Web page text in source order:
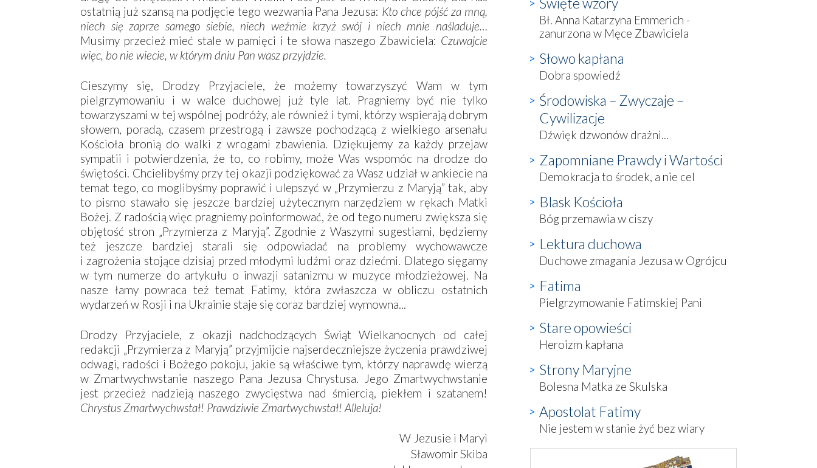
ostatnią już szansą na podjęcie tego wezwania Pana Jezusa: Kto chce pójść za mną,
niech się zaprze samego siebie, niech weźmie krzyż swój i niech mnie naśladuje…
Musimy przecież mieć stale w pamięci i te słowa naszego Zbawiciela: Czuwajcie
więc, bo nie wiecie, w którym dniu Pan wasz przyjdzie.
Cieszymy się, Drodzy Przyjaciele, że możemy towarzyszyć Wam w tym
pielgrzymowaniu i w walce duchowej już tyle lat. Pragniemy być nie tylko
towarzyszami w tej wspólnej podróży, ale również i tymi, którzy wspierają dobrym
słowem, poradą, czasem przestrogą i zawsze pochodzącą z wielkiego arsenału
Kościoła bronią do walki z wrogami zbawienia. Dziękujemy za każdy przejaw
sympatii i potwierdzenia, że to, co robimy, może Was wspomóc na drodze do
świętości. Chcielibyśmy przy tej okazji podziękować za Wasz udział w ankiecie na
temat tego, co moglibyśmy poprawić i ulepszyć w „Przymierzu z Maryją” tak, aby
to pismo stawało się jeszcze bardziej użytecznym narzędziem w rękach Matki
Bożej. Z radością więc pragniemy poinformować, że od tego numeru zwiększa się
objętość stron „Przymierza z Maryją”. Zgodnie z Waszymi sugestiami, będziemy
też jeszcze bardziej starali się odpowiadać na problemy wychowawcze
i zagrożenia stojące dzisiaj przed młodymi ludźmi oraz dziećmi. Dlatego sięgamy
w tym numerze do artykułu o inwazji satanizmu w muzyce młodzieżowej. Na
nasze łamy powraca też temat Fatimy, która zwłaszcza w obliczu ostatnich
wydarzeń w Rosji i na Ukrainie staje się coraz bardziej wymowna...
Drodzy Przyjaciele, z okazji nadchodzących Świąt Wielkanocnych od całej
redakcji „Przymierza z Maryją” przyjmijcie najserdeczniejsze życzenia prawdziwej
odwagi, radości i Bożego pokoju, jakie są właściwe tym, którzy naprawdę wierzą
w Zmartwychwstanie naszego Pana Jezusa Chrystusa. Jego Zmartwychwstanie
jest przecież nadzieją naszego zwycięstwa nad śmiercią, piekłem i szatanem!
Chrystus Zmartwychwstał! Prawdziwie Zmartwychwstał! Alleluja!
W Jezusie i Maryi
Sławomir Skiba
Bł. Anna Katarzyna Emmerich -
zanurzona w Męce Zbawiciela
Słowo kapłana
Dobra spowiedź
Środowiska – Zwyczaje –
Cywilizacje
Dźwięk dzwonów drażni...
Zapomniane Prawdy i Wartości
Demokracja to środek, a nie cel
Blask Kościoła
Bóg przemawia w ciszy
Lektura duchowa
Duchowe zmagania Jezusa w Ogrójcu
Fatima
Pielgrzymowanie Fatimskiej Pani
Stare opowieści
Heroizm kapłana
Strony Maryjne
Bolesna Matka ze Skulska
Apostolat Fatimy
Nie jestem w stanie żyć bez wiary